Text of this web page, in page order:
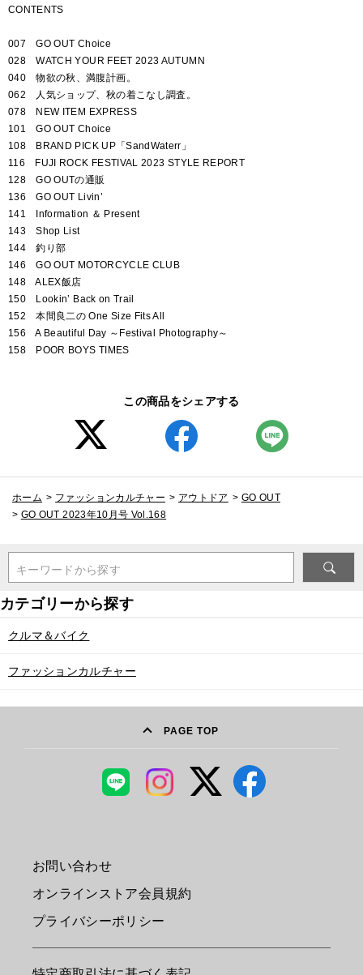
CONTENTS
007 GO OUT Choice
028 WATCH YOUR FEET 2023 AUTUMN
040 物欲の秋、満腹計画。
062 人気ショップ、秋の着こなし調査。
078 NEW ITEM EXPRESS
101 GO OUT Choice
108 BRAND PICK UP「SandWaterr」
116 FUJI ROCK FESTIVAL 2023 STYLE REPORT
128 GO OUTの通販
136 GO OUT Livin’
141 Information ＆ Present
143 Shop List
144 釣り部
146 GO OUT MOTORCYCLE CLUB
148 ALEX飯店
150 Lookin’ Back on Trail
152 本間良二の One Size Fits All
156 A Beautiful Day ～Festival Photography～
158 POOR BOYS TIMES
この商品をシェアする
ホーム > ファッションカルチャー > アウトドア > GO OUT
> GO OUT 2023年10月号 Vol.168
キーワードから探す
クルマ＆バイク
ファッションカルチャー
PAGE TOP
お問い合わせ
オンラインストア会員規約
プライバシーポリシー